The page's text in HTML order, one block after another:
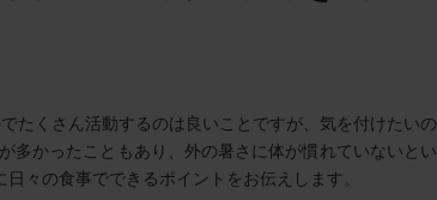
たくさん活動するのは良いことですが、気を付けたいの
多かったこともあり、外の暑さに体が慣れていないとい
々の食事でできるポイントをお伝えします。